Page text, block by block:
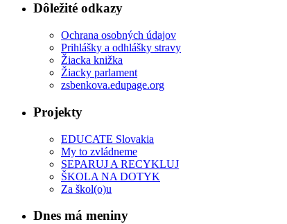
Dôležité odkazy
Ochrana osobných údajov
Prihlášky a odhlášky stravy
Žiacka knižka
Žiacky parlament
zsbenkova.edupage.org
Projekty
EDUCATE Slovakia
My to zvládneme
SEPARUJ A RECYKLUJ
ŠKOLA NA DOTYK
Za škol(o)u
Dnes má meniny